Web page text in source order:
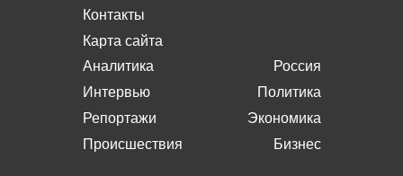
Контакты
Карта сайта
Аналитика
Интервью
Репортажи
Происшествия
Россия
Политика
Экономика
Бизнес